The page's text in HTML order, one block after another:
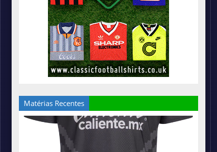
Matérias Recentes